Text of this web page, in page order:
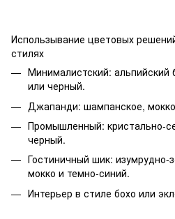
Использывание цветовых
стилях
Минималистский: альпийский
или черный.
Джапанди: шампанское,
Промышленный: кристально-
черный.
Гостиничный шик:
мокко и темно-синий.
Интерьер в стиле бохо или